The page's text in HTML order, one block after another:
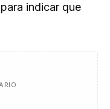
indicar que